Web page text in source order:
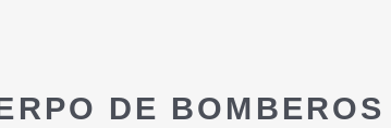
DE BOMBEROS